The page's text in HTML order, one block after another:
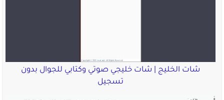
شات الخليج | شات خليجي صوتي وكتابي للجوال بدون
تسجيل